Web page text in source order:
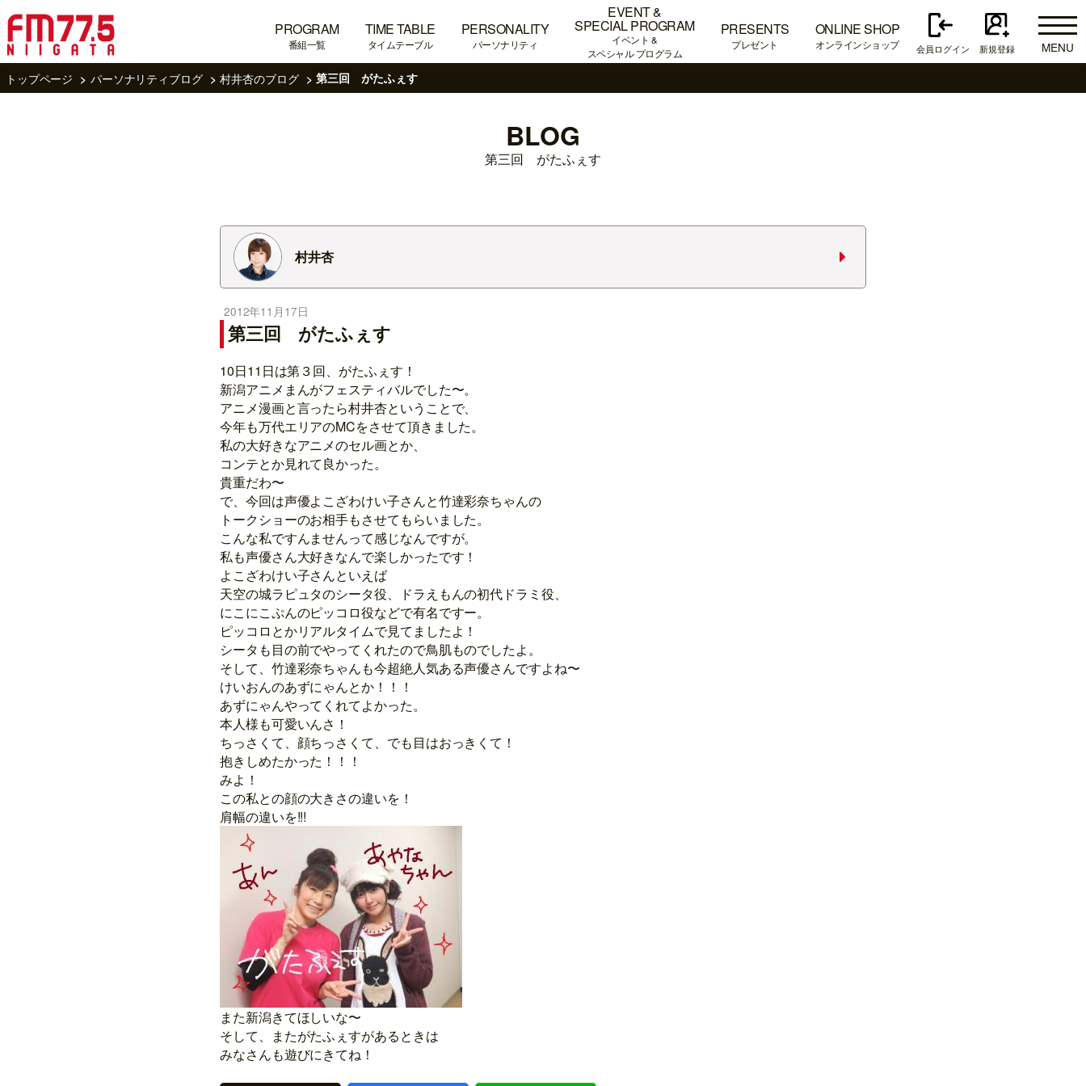
PROGRAM
番組一覧
TIME TABLE
タイムテーブル
PERSONALITY
パーソナリティ
EVENT &
SPECIAL PROGRAM
イベント &
スペシャル プログラム
PRESENTS
プレゼント
ONLINE SHOP
オンラインショップ 会員ログイン 新規登録
MENU
トップページ
パーソナリティブログ 村井杏のブログ 第三回 がたふぇす
BLOG
第三回 がたふぇす
村井杏
2012年11月17日
第三回 がたふぇす
10日11日は第３回、がたふぇす！
新潟アニメまんがフェスティバルでした〜。
アニメ漫画と言ったら村井杏ということで、
今年も万代エリアのMCをさせて頂きました。
私の大好きなアニメのセル画とか、
コンテとか見れて良かった。
貴重だわ〜
で、今回は声優よこざわけい子さんと竹達彩奈ちゃんの
トークショーのお相手もさせてもらいました。
こんな私ですんませんって感じなんですが。
私も声優さん大好きなんで楽しかったです！
よこざわけい子さんといえば
天空の城ラピュタのシータ役、ドラえもんの初代ドラミ役、
にこにこぷんのピッコロ役などで有名ですー。
ピッコロとかリアルタイムで見てましたよ！
シータも目の前でやってくれたので鳥肌ものでしたよ。
そして、竹達彩奈ちゃんも今超絶人気ある声優さんですよね〜
けいおんのあずにゃんとか！！！
あずにゃんやってくれてよかった。
本人様も可愛いんさ！
ちっさくて、顔ちっさくて、でも目はおっきくて！
抱きしめたかった！！！
みよ！
この私との顔の大きさの違いを！
肩幅の違いを!!!
また新潟きてほしいな〜
そして、またがたふぇすがあるときは
みなさんも遊びにきてね！